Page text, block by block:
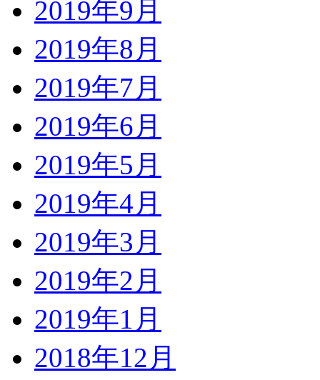
2019年9月
2019年8月
2019年7月
2019年6月
2019年5月
2019年4月
2019年3月
2019年2月
2019年1月
2018年12月